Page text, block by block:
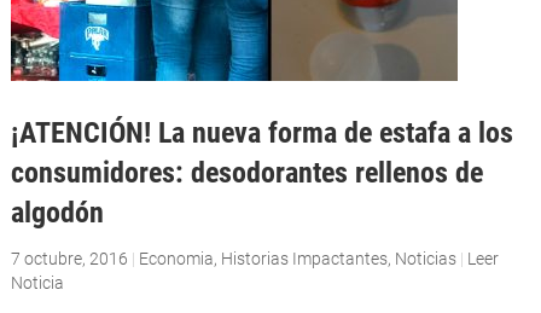
¡ATENCIÓN! La nueva forma de estafa a los
consumidores: desodorantes rellenos de
algodón
7 octubre, 2016 | Economia, Historias Impactantes, Noticias | Leer
Noticia